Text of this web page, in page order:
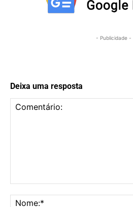
- Publicidade -
Deixa uma resposta